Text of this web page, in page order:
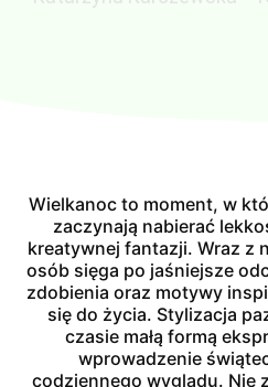
Wielkanoc to moment, w
zaczynają nabierać
kreatywnej fantazji. Wraz z
osób sięga po jaśniejsze
zdobienia oraz motywy
się do życia. Stylizacja
czasie małą formą
wprowadzenie
codziennego wyglądu. Nie